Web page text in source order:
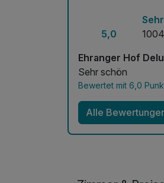
5,0
Ehranger Hof
Sehr schön
Bewertet mit 6,0
Alle